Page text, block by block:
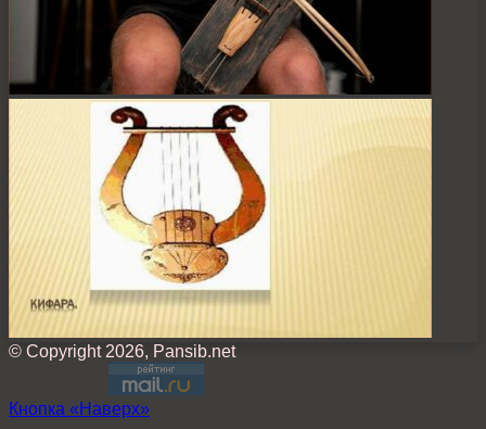
© Copyright 2026, Pansib.net
Кнопка «Наверх»